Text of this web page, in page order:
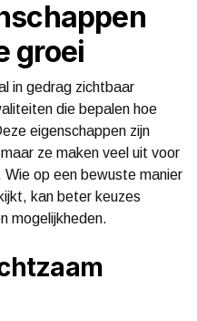
groei
in gedrag zichtbaar
die bepalen hoe
eigenschappen zijn
ze maken veel uit voor
op een bewuste manier
kan beter keuzes
mogelijkheden.